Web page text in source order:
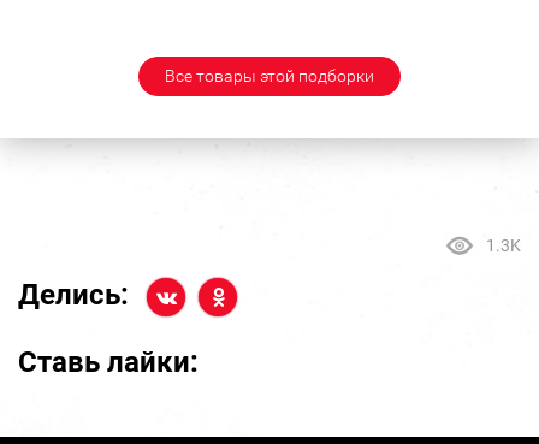
Все товары этой подборки
1.3K
Делись:
Ставь лайки: